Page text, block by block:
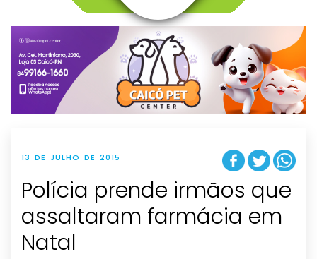
v
g
t
i
o
n
13 DE JULHO DE 2015
Polícia prende irmãos que
assaltaram farmácia em
Natal